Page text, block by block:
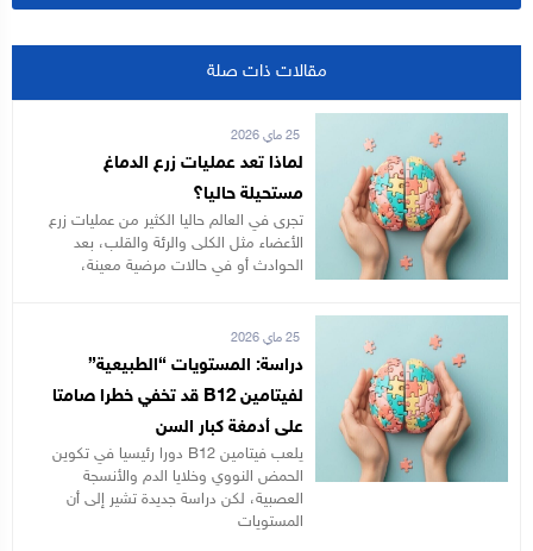
مقالات ذات صلة
25 ماي 2026
لماذا تعد عمليات زرع الدماغ
مستحيلة حاليا؟
تجرى في العالم حاليا الكثير من عمليات زرع
الأعضاء مثل الكلى والرئة والقلب، بعد
الحوادث أو في حالات مرضية معينة،
25 ماي 2026
دراسة: المستويات “الطبيعية”
لفيتامين B12 قد تخفي خطرا صامتا
على أدمغة كبار السن
يلعب فيتامين B12 دورا رئيسيا في تكوين
الحمض النووي وخلايا الدم والأنسجة
العصبية، لكن دراسة جديدة تشير إلى أن
المستويات